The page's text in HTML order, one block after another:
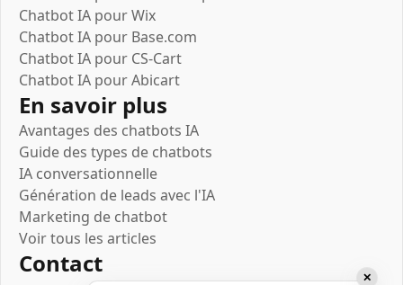
Chatbot IA pour Wix
Chatbot IA pour Base.com
Chatbot IA pour CS-Cart
Chatbot IA pour Abicart
En savoir plus
Avantages des chatbots IA
Guide des types de chatbots
IA conversationnelle
Génération de leads avec l'IA
Marketing de chatbot
Voir tous les articles
Contact ✕